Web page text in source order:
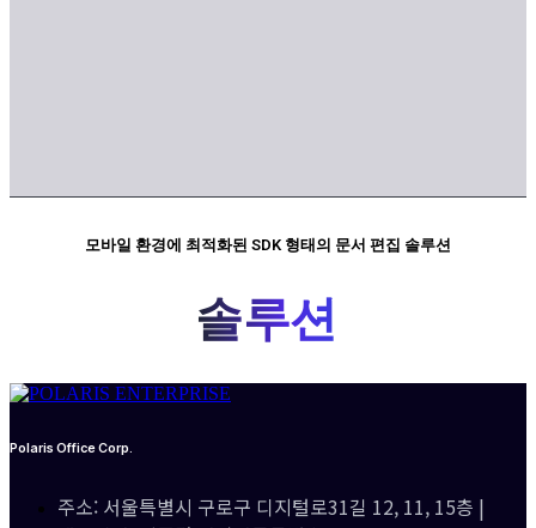
모바일 환경에 최적화된 SDK 형태의 문서 편집 솔루션
솔루션
Polaris Office Corp.
주소: 서울특별시 구로구 디지털로31길 12, 11, 15층 |